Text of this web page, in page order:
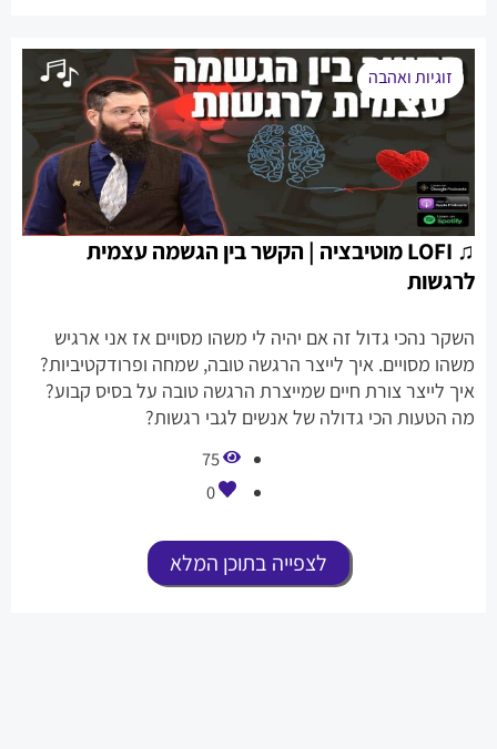
♫ LOFI מוטיבציה | הקשר בין הגשמה עצמית
לרגשות
זוגיות ואהבה
השקר נהכי גדול זה אם יהיה לי משהו מסויים אז אני ארגיש
משהו מסויים. איך לייצר הרגשה טובה, שמחה ופרודקטיביות?
איך לייצר צורת חיים שמייצרת הרגשה טובה על בסיס קבוע?
מה הטעות הכי גדולה של אנשים לגבי רגשות?
75
0
לצפייה בתוכן המלא